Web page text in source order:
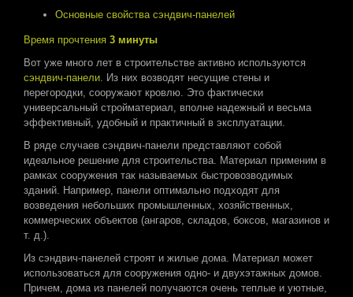
Основные свойства сэндвич-панелей
Время прочтения 3 минуты
Вот уже много лет в строительстве активно используются
сэндвич-панели. Из них возводят несущие стены и
перегородки, сооружают кровлю. Это фактически
универсальный стройматериал, вполне надежный и весьма
эффективный, удобный и практичный в эксплуатации.
В ряде случаев сэндвич-панели представляют собой
идеальное решение для строительства. Материал применим в
рамках сооружения так называемых быстровозводимых
зданий. Например, панели оптимально подходят для
возведения небольших промышленных, хозяйственных,
коммерческих объектов (ангаров, складов, боксов, магазинов и
т. д.).
Из сэндвич-панелей строят и жилые дома. Материал может
использоваться для сооружения одно- и двухэтажных домов.
Причем, дома из панелей получаются очень теплые и уютные,